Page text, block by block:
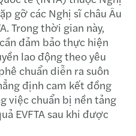
gỡ các Nghị sĩ châu Âu
Trong thời gian này,
đảm bảo thực hiện
lao động theo yêu
chuẩn diễn ra suôn
định cam kết đồng
việc chuẩn bị nền tảng
EVFTA sau khi được